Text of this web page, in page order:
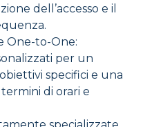
dell’accesso e il
One-to-One:
per un
specifici e una
di orari e